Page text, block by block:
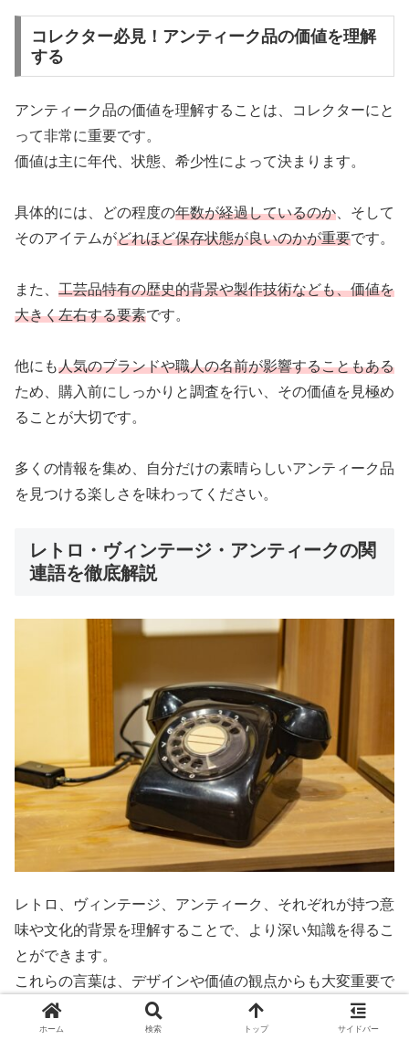
コレクター必見！アンティーク品の価値を理解
する
アンティーク品の価値を理解することは、コレクターにと
って非常に重要です。
価値は主に年代、状態、希少性によって決まります。
具体的には、どの程度の年数が経過しているのか 、そして
そのアイテムがどれほど保存状態が良いのかが重要です。
また、 工芸品特有の歴史的背景や製作技術なども、価値を
大きく左右する要素です。
他にも人気のブランドや職人の名前が影響することもある
ため、購入前にしっかりと調査を行い、その価値を見極め
ることが大切です。
多くの情報を集め、自分だけの素晴らしいアンティーク品
を見つける楽しさを味わってください。
レトロ・ヴィンテージ・アンティークの関
連語を徹底解説
レトロ、ヴィンテージ、アンティーク、それぞれが持つ意
味や文化的背景を理解することで、より深い知識を得るこ
とができます。
これらの言葉は、デザインや価値の観点からも大変重要で
す。
ホーム 検索 トップ サイドバー